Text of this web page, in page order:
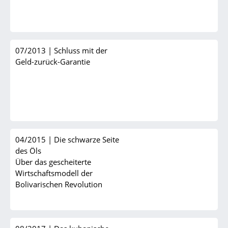
07/2013 | Schluss mit der
Geld-zurück-Garantie
04/2015 | Die schwarze Seite
des Öls
Über das gescheiterte
Wirtschaftsmodell der
Bolivarischen Revolution